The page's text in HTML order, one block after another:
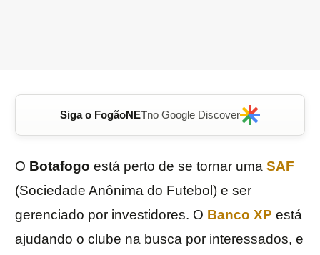
Siga o FogãoNETno Google Discover
O Botafogo está perto de se tornar uma SAF
(Sociedade Anônima do Futebol) e ser
gerenciado por investidores. O Banco XP está
ajudando o clube na busca por interessados, e